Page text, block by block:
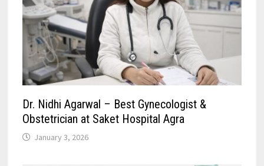
Dr. Nidhi Agarwal – Best Gynecologist &
Obstetrician at Saket Hospital Agra
January 3, 2026